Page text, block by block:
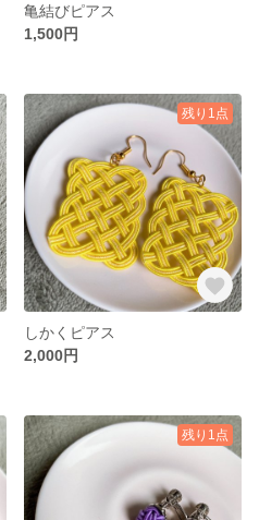
亀結びピアス
1,500円
残り1点
しかくピアス
2,000円
残り1点